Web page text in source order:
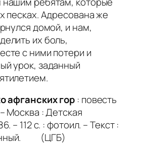
песках. Адресована же
домой, и нам,
их боль,
с ними потери и
урок, заданный
афганских гор : повесть
Москва : Детская
– 112 с. : фотоил. – Текст :
(ЦГБ)